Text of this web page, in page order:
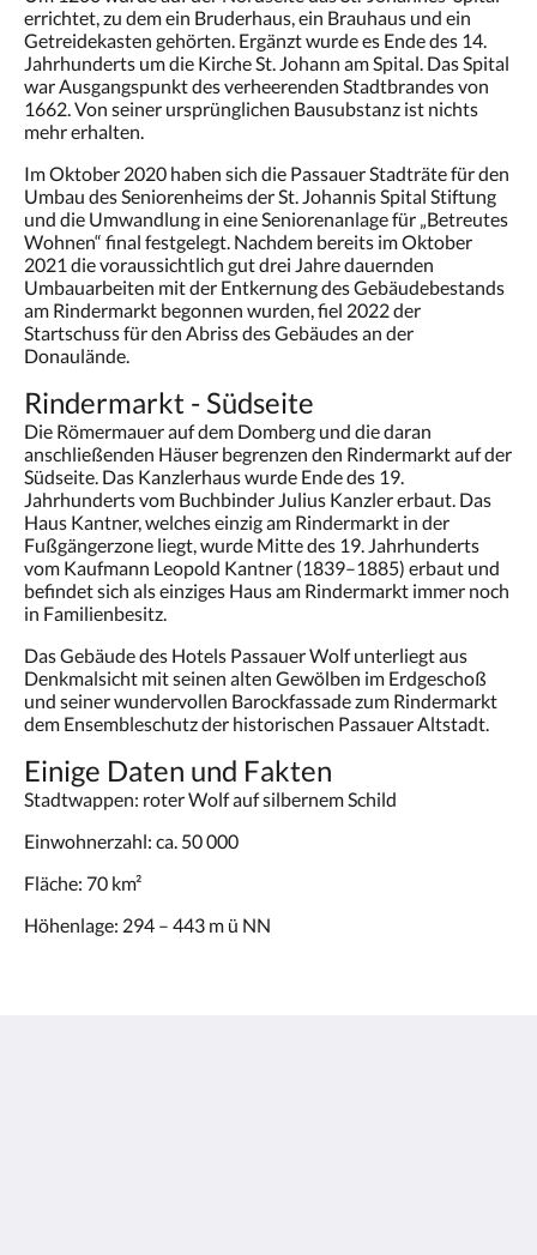
errichtet, zu dem ein Bruderhaus, ein Brauhaus und ein
Getreidekasten gehörten. Ergänzt wurde es Ende des 14.
Jahrhunderts um die Kirche St. Johann am Spital. Das Spital
war Ausgangspunkt des verheerenden Stadtbrandes von
1662. Von seiner ursprünglichen Bausubstanz ist nichts
mehr erhalten.
Im Oktober 2020 haben sich die Passauer Stadträte für den
Umbau des Seniorenheims der St. Johannis Spital Stiftung
und die Umwandlung in eine Seniorenanlage für „Betreutes
Wohnen“ final festgelegt. Nachdem bereits im Oktober
2021 die voraussichtlich gut drei Jahre dauernden
Umbauarbeiten mit der Entkernung des Gebäudebestands
am Rindermarkt begonnen wurden, fiel 2022 der
Startschuss für den Abriss des Gebäudes an der
Donaulände.
Rindermarkt - Südseite
Die Römermauer auf dem Domberg und die daran
anschließenden Häuser begrenzen den Rindermarkt auf der
Südseite. Das Kanzlerhaus wurde Ende des 19.
Jahrhunderts vom Buchbinder Julius Kanzler erbaut. Das
Haus Kantner, welches einzig am Rindermarkt in der
Fußgängerzone liegt, wurde Mitte des 19. Jahrhunderts
vom Kaufmann Leopold Kantner (1839–1885) erbaut und
befindet sich als einziges Haus am Rindermarkt immer noch
in Familienbesitz.
Das Gebäude des Hotels Passauer Wolf unterliegt aus
Denkmalsicht mit seinen alten Gewölben im Erdgeschoß
und seiner wundervollen Barockfassade zum Rindermarkt
dem Ensembleschutz der historischen Passauer Altstadt.
Einige Daten und Fakten
Stadtwappen: roter Wolf auf silbernem Schild
Einwohnerzahl: ca. 50 000
Fläche: 70 km²
Höhenlage: 294 – 443 m ü NN